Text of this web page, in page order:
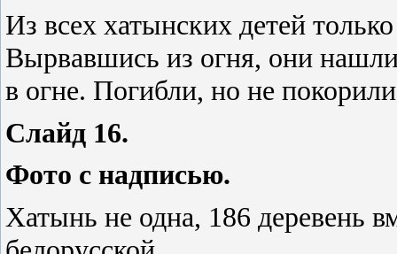
Из всех хатынских детей
Вырвавшись из огня, они
в огне. Погибли, но не
Слайд 16.
Фото с надписью.
Хатынь не одна, 186 деревень